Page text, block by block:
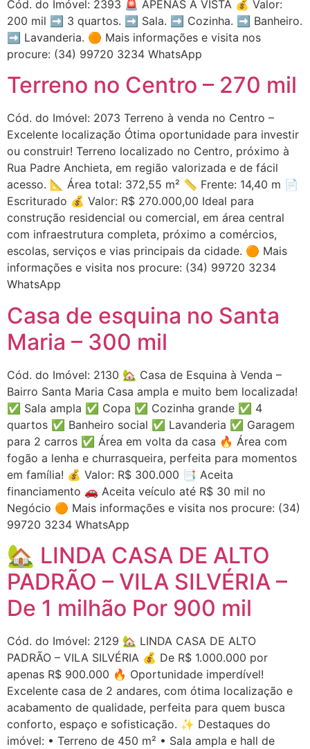
Cód. do Imóvel: 2393 🚨 APENAS A VISTA 💰 Valor:
200 mil ➡️ 3 quartos. ➡️ Sala. ➡️ Cozinha. ➡️ Banheiro.
➡️ Lavanderia. 🟠 Mais informações e visita nos
procure: (34) 99720 3234 WhatsApp
Terreno no Centro – 270 mil
Cód. do Imóvel: 2073 Terreno à venda no Centro –
Excelente localização Ótima oportunidade para investir
ou construir! Terreno localizado no Centro, próximo à
Rua Padre Anchieta, em região valorizada e de fácil
acesso. 📐 Área total: 372,55 m² 📏 Frente: 14,40 m 📄
Escriturado 💰 Valor: R$ 270.000,00 Ideal para
construção residencial ou comercial, em área central
com infraestrutura completa, próximo a comércios,
escolas, serviços e vias principais da cidade. 🟠 Mais
informações e visita nos procure: (34) 99720 3234
WhatsApp
Casa de esquina no Santa
Maria – 300 mil
Cód. do Imóvel: 2130 🏡 Casa de Esquina à Venda –
Bairro Santa Maria Casa ampla e muito bem localizada!
✅ Sala ampla ✅ Copa ✅ Cozinha grande ✅ 4
quartos ✅ Banheiro social ✅ Lavanderia ✅ Garagem
para 2 carros ✅ Área em volta da casa 🔥 Área com
fogão a lenha e churrasqueira, perfeita para momentos
em família! 💰 Valor: R$ 300.000 📑 Aceita
financiamento 🚗 Aceita veículo até R$ 30 mil no
Negócio 🟠 Mais informações e visita nos procure: (34)
99720 3234 WhatsApp
🏡 LINDA CASA DE ALTO
PADRÃO – VILA SILVÉRIA –
De 1 milhão Por 900 mil
Cód. do Imóvel: 2129 🏡 LINDA CASA DE ALTO
PADRÃO – VILA SILVÉRIA 💰 De R$ 1.000.000 por
apenas R$ 900.000 🔥 Oportunidade imperdível!
Excelente casa de 2 andares, com ótima localização e
acabamento de qualidade, perfeita para quem busca
conforto, espaço e sofisticação. ✨ Destaques do
imóvel: • Terreno de 450 m² • Sala ampla e hall de